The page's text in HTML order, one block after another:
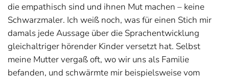
die empathisch sind und ihnen Mut machen – keine
Schwarzmaler. Ich weiß noch, was für einen Stich mir
damals jede Aussage über die Sprachentwicklung
gleichaltriger hörender Kinder versetzt hat. Selbst
meine Mutter vergaß oft, wo wir uns als Familie
befanden, und schwärmte mir beispielsweise vom